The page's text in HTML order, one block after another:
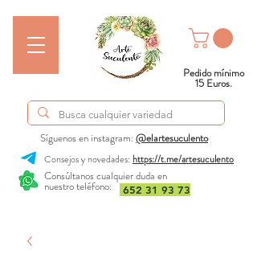
Consúltanos cualquier duda en
nuestro teléfono:
Síguenos en instagram:@elartesuculento
652 31 93 73
Consejos y novedades: https://t.me/artesuculento
Pedido mínimo
15 Euros.